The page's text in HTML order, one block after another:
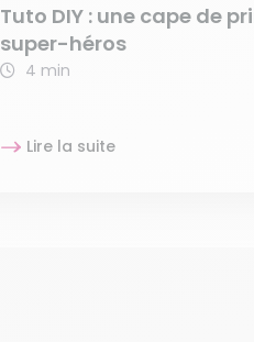
Tuto DIY : une cape de
super-héros
4 min
Lire la suite